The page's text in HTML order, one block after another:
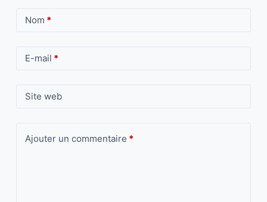
Nom *
E-mail *
Site web
Ajouter un commentaire *